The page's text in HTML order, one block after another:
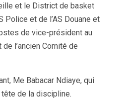
et le District de basket
Police et de l’AS Douane et
de vice-président au
l’ancien Comité de
Me Babacar Ndiaye, qui
de la discipline.